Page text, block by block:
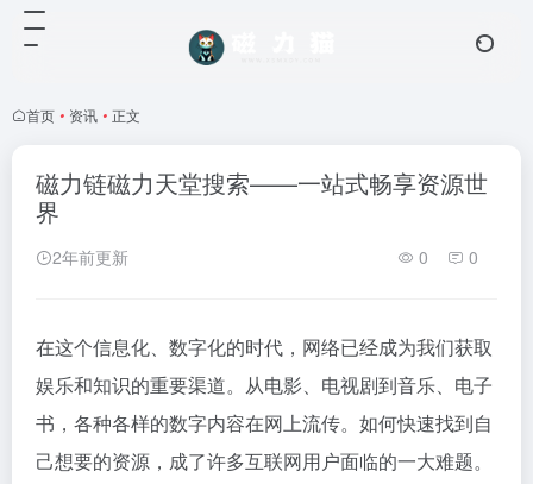
首页 • 资讯 • 正文
磁力链磁力天堂搜索——一站式畅享资源世
界
2年前更新 0 0
在这个信息化、数字化的时代，网络已经成为我们获取
娱乐和知识的重要渠道。从电影、电视剧到音乐、电子
书，各种各样的数字内容在网上流传。如何快速找到自
己想要的资源，成了许多互联网用户面临的一大难题。